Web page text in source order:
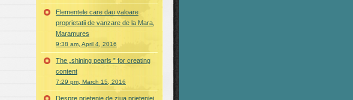
Elementele care dau valoare
proprietatii de vanzare de la Mara,
Maramures
9:38 am, April 4, 2016
The „shining pearls ” for creating
content
7:29 pm, March 15, 2016
Despre prietenie de ziua prieteniei